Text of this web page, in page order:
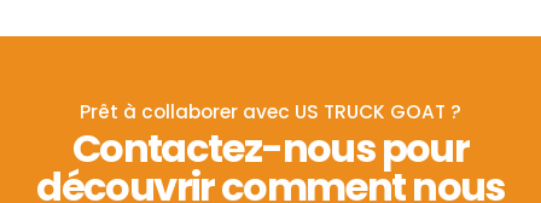
Prêt à collaborer avec US TRUCK GOAT ?
Contactez-nous pour
découvrir comment nous